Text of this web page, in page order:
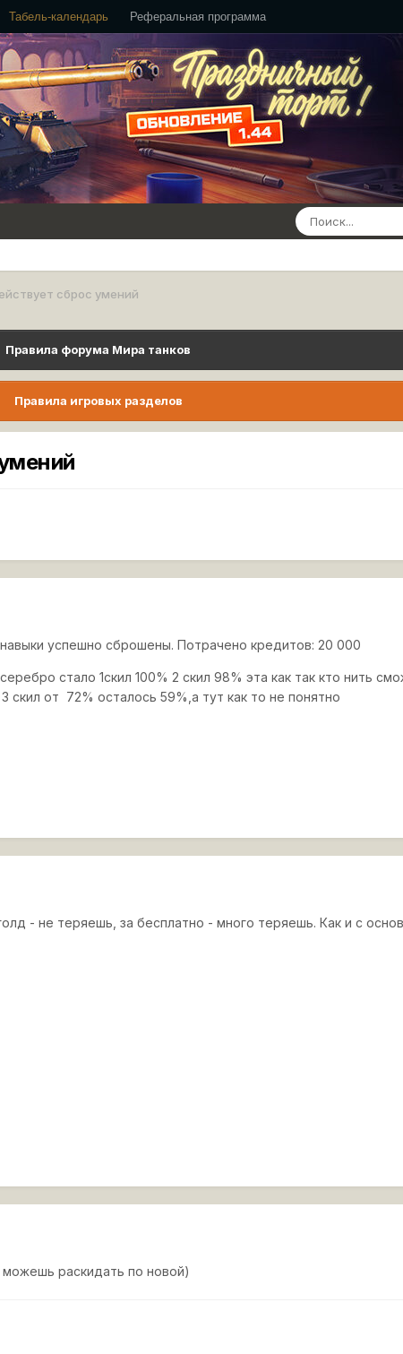
Табель-календарь Реферальная программа
сброс умений
Правила форума Мира танков
Правила игровых разделов
успешно сброшены. Потрачено кредитов: 20 000
стало 1скил 100% 2 скил 98% эта как так кто нить
скил от 72% осталось 59%,а тут как то не понятно
- не теряешь, за бесплатно - много теряешь. Как и с
раскидать по новой)